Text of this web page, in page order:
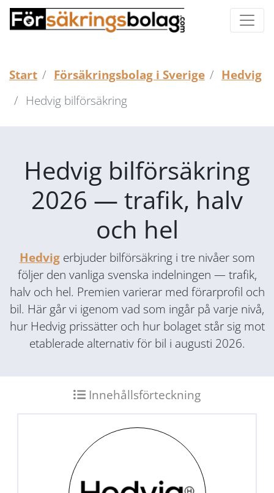
Start Försäkringsbolag i Sverige
Hedvig
Hedvig bilförsäkring
Hedvig bilförsäkring
2026 — trafik, halv
och hel
Hedvigerbjuder bilförsäkring i tre nivåer som
följer den vanliga svenska indelningen — trafik,
halv och hel. Premien varierar med förarprofil och
bil. Här går vi igenom vad som ingår på varje nivå,
hur Hedvig prissätter och hur bolaget står sig mot
etablerade alternativ för bil i augusti 2026.
Innehållsförteckning